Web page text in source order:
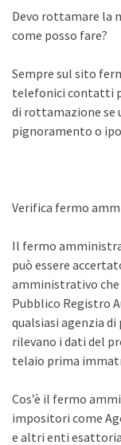
Devo rottamare la
come posso fare?
Sempre sul sito
telefonici contatti
di rottamazione se
pignoramento o
Verifica fermo
Il fermo
può essere
amministrativo che
Pubblico Registro
qualsiasi agenzia
rilevano i dati del
telaio prima
Cos’è il fermo
impositori come
e altri enti